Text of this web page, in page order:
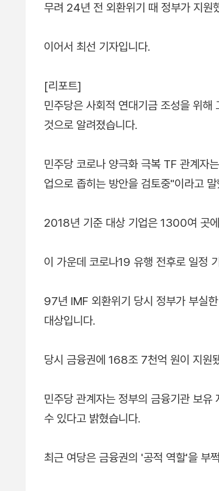
무려 24년 전 외환위기 때 정부가 지원
이어서 최선 기자입니다.
[리포트]
민주당은 사회적 연대기금 조성을 위해
것으로 알려졌습니다.
민주당 코로나 양극화 극복 TF 관계자
업으로 좁히는 방안을 검토중"이라고 말
2018년 기준 대상 기업은 1300여 곳
이 가운데 코로나19 유행 전후로 일정
97년 IMF 외환위기 당시 정부가 부실
대상입니다.
당시 금융권에 168조 7천억 원이 지원
민주당 관계자는 정부의 금융기관 보
수 있다고 밝혔습니다.
최근 여당은 금융권의 '공적 역할'을 부